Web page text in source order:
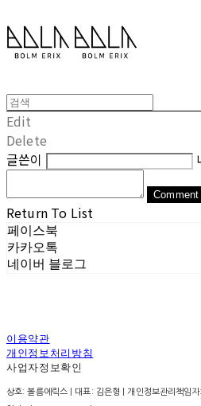
Edit
Delete
글쓴이
Comment
Return To List
페이스북
카카오톡
네이버 블로그
이용약관
개인정보처리방침
사업자정보확인
상호: 볼름에릭스 | 대표: 김은형 | 개인정보관리책